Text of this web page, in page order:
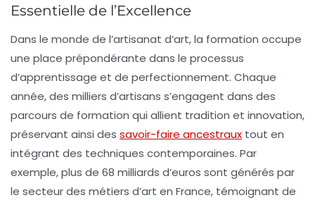
Essentielle de l’Excellence
Dans le monde de l’artisanat d’art, la formation occupe
une place prépondérante dans le processus
d’apprentissage et de perfectionnement. Chaque
année, des milliers d’artisans s’engagent dans des
parcours de formation qui allient tradition et innovation,
préservant ainsi des savoir-faire ancestraux tout en
intégrant des techniques contemporaines. Par
exemple, plus de 68 milliards d’euros sont générés par
le secteur des métiers d’art en France, témoignant de